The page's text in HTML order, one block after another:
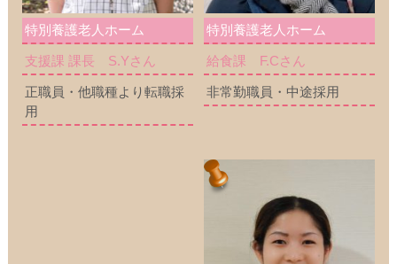
特別養護老人ホーム
支援課 課長 S.Yさん
正職員・他職種より転職採
用
特別養護老人ホーム
給食課 F.Cさん
非常勤職員・中途採用